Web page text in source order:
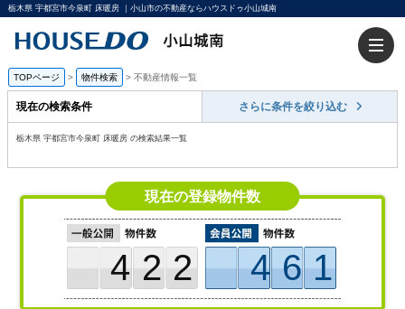
栃木県 宇都宮市今泉町 床暖房 ｜小山市の不動産ならハウスドゥ小山城南
TOPページ > 物件検索 > 不動産情報一覧
現在の検索条件 さらに条件を絞り込む
栃木県 宇都宮市今泉町 床暖房 の検索結果一覧
現在の登録物件数
422 461